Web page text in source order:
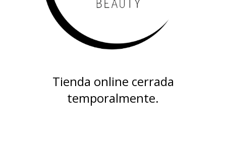
Tienda online cerrada
temporalmente.